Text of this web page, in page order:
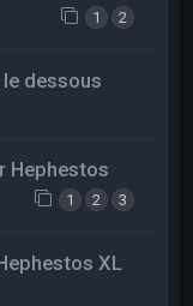
1 2
dessous
Hephestos
1 2 3
XL